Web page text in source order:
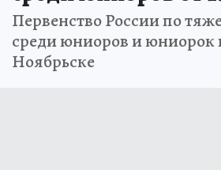
Первенство России по
среди юниоров и юниорок
Ноябрьске